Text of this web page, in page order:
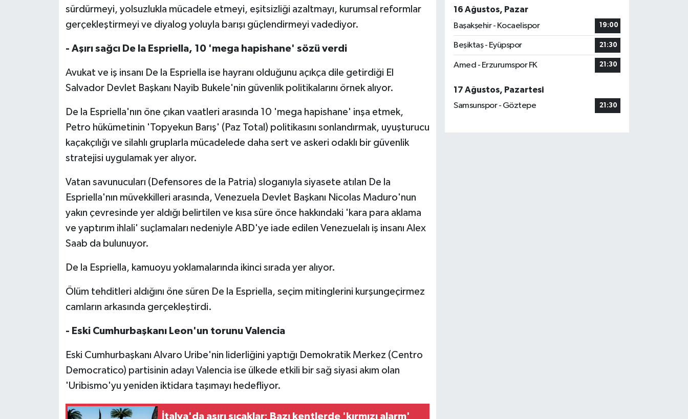
sürdürmeyi, yolsuzlukla mücadele etmeyi, eşitsizliği azaltmayı, kurumsal reformlar
gerçekleştirmeyi ve diyalog yoluyla barışı güçlendirmeyi vadediyor.
- Aşırı sağcı De la Espriella, 10 'mega hapishane' sözü verdi
Avukat ve iş insanı De la Espriella ise hayranı olduğunu açıkça dile getirdiği El
Salvador Devlet Başkanı Nayib Bukele'nin güvenlik politikalarını örnek alıyor.
De la Espriella'nın öne çıkan vaatleri arasında 10 'mega hapishane' inşa etmek,
Petro hükümetinin 'Topyekun Barış' (Paz Total) politikasını sonlandırmak, uyuşturucu
kaçakçılığı ve silahlı gruplarla mücadelede daha sert ve askeri odaklı bir güvenlik
stratejisi uygulamak yer alıyor.
Vatan savunucuları (Defensores de la Patria) sloganıyla siyasete atılan De la
Espriella'nın müvekkilleri arasında, Venezuela Devlet Başkanı Nicolas Maduro'nun
yakın çevresinde yer aldığı belirtilen ve kısa süre önce hakkındaki 'kara para aklama
ve yaptırım ihlali' suçlamaları nedeniyle ABD'ye iade edilen Venezuelalı iş insanı Alex
Saab da bulunuyor.
De la Espriella, kamuoyu yoklamalarında ikinci sırada yer alıyor.
Ölüm tehditleri aldığını öne süren De la Espriella, seçim mitinglerini kurşungeçirmez
camların arkasında gerçekleştirdi.
- Eski Cumhurbaşkanı Leon'un torunu Valencia
Eski Cumhurbaşkanı Alvaro Uribe'nin liderliğini yaptığı Demokratik Merkez (Centro
Democratico) partisinin adayı Valencia ise ülkede etkili bir sağ siyasi akım olan
'Uribismo'yu yeniden iktidara taşımayı hedefliyor.
İtalya'da aşırı sıcaklar: Bazı kentlerde 'kırmızı alarm'
16 Ağustos, Pazar
Başakşehir - Kocaelispor
19:00
Beşiktaş - Eyüpspor 21:30
Amed - Erzurumspor FK 21:30
17 Ağustos, Pazartesi
Samsunspor - Göztepe
21:30